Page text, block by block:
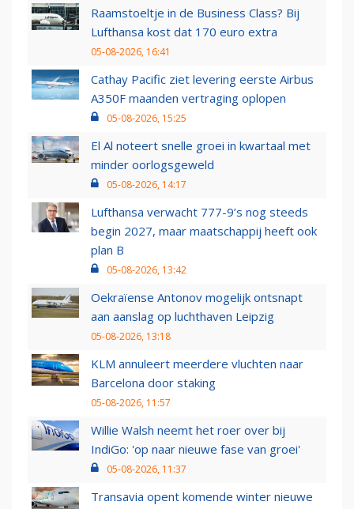
Raamstoeltje in de Business Class? Bij
Lufthansa kost dat 170 euro extra
05-08-2026, 16:41
Cathay Pacific ziet levering eerste Airbus
A350F maanden vertraging oplopen
05-08-2026, 15:25
El Al noteert snelle groei in kwartaal met
minder oorlogsgeweld
05-08-2026, 14:17
Lufthansa verwacht 777-9’s nog steeds
begin 2027, maar maatschappij heeft ook
plan B
05-08-2026, 13:42
Oekraïense Antonov mogelijk ontsnapt
aan aanslag op luchthaven Leipzig
05-08-2026, 13:18
KLM annuleert meerdere vluchten naar
Barcelona door staking
05-08-2026, 11:57
Willie Walsh neemt het roer over bij
IndiGo: 'op naar nieuwe fase van groei'
05-08-2026, 11:37
Transavia opent komende winter nieuwe